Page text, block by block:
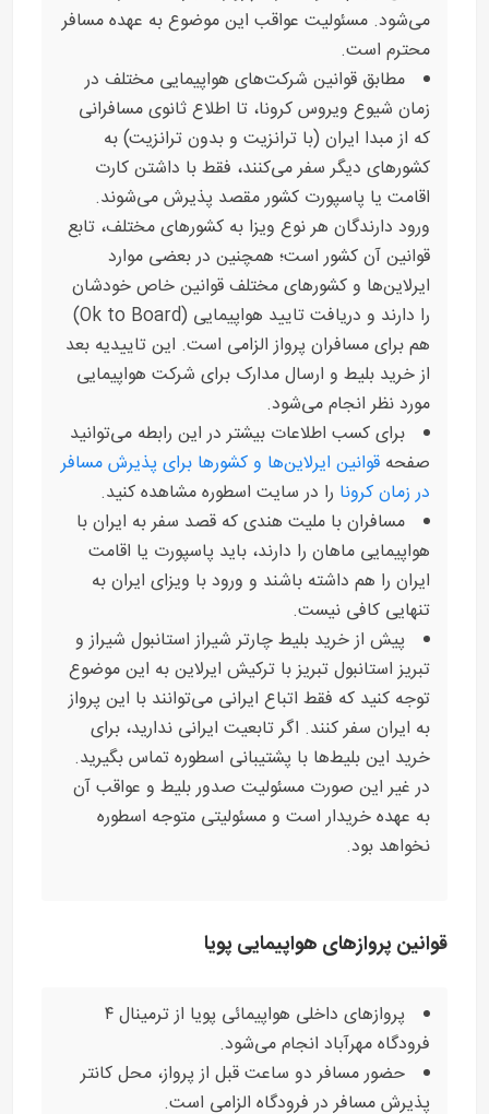
می‌شود. مسئولیت عواقب این موضوع به عهده مسافر
محترم است.
مطابق قوانین شرکت‌های هواپیمایی مختلف در
زمان شیوع ویروس کرونا، تا اطلاع ثانوی مسافرانی
که از مبدا ایران (با ترانزیت و بدون ترانزیت) به
کشورهای دیگر سفر می‌کنند، فقط با داشتن کارت
اقامت یا پاسپورت کشور مقصد پذیرش می‌شوند.
ورود دارندگان هر نوع ویزا به کشورهای مختلف، تابع
قوانین آن کشور است؛ همچنین در بعضی موارد
ایرلاین‌ها و کشورهای مختلف قوانین خاص خودشان
را دارند و دریافت تایید هواپیمایی (Ok to Board)
هم برای مسافران پرواز الزامی است. این تاییدیه بعد
از خرید بلیط و ارسال مدارک برای شرکت هواپیمایی
مورد نظر انجام می‌شود.
برای کسب اطلاعات بیشتر در این رابطه می‌توانید
صفحه قوانین ایرلاین‌ها و کشورها برای پذیرش مسافر
در زمان کرونا را در سایت اسطوره مشاهده کنید.
مسافران با ملیت هندی که قصد سفر به ایران با
هواپیمایی ماهان را دارند، باید پاسپورت یا اقامت
ایران را هم داشته باشند و ورود با ویزای ایران به
تنهایی کافی نیست.
پیش از خرید بلیط چارتر شیراز استانبول شیراز و
تبریز استانبول تبریز با ترکیش ایرلاین به این موضوع
توجه کنید که فقط اتباع ایرانی می‌توانند با این پرواز
به ایران سفر کنند. اگر تابعیت ایرانی ندارید، برای
خرید این بلیط‌ها با پشتیبانی اسطوره تماس بگیرید.
در غیر این صورت مسئولیت صدور بلیط و عواقب آن
به عهده خریدار است و مسئولیتی متوجه اسطوره
نخواهد بود.
قوانین پروازهای هواپیمایی پویا
پروازهای داخلی هواپیمائی پویا از ترمینال ۴
فرودگاه مهرآباد انجام می‌شود.
حضور مسافر دو ساعت قبل از پرواز، محل کانتر
پذیرش مسافر در فرودگاه الزامی است.